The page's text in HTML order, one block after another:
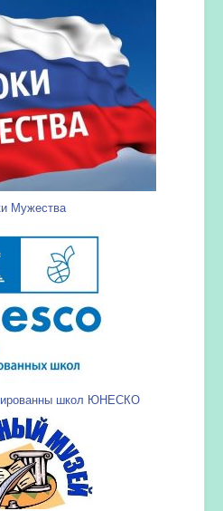
Мужества
школ ЮНЕСКО